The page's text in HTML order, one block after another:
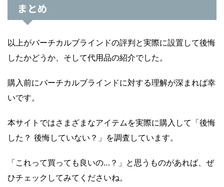
まとめ
以上がバーチカルブラインドの評判と実際に設置して後悔
したかどうか、そして代用品の紹介でした。
購入前にバーチカルブラインドに対する理解が深まれば幸
いです。
本サイトではさまざまなアイテムを実際に購入して「後悔
した？ 後悔していない？」を調査しています。
「これって買っても良いの…？」 と思うものがあれば、ぜ
ひチェックしてみてくださいね。